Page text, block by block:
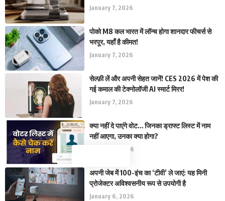
January 7, 2026
पोको M8 कल भारत में लॉन्च होगा शानदार फीचर्स से
भरपूर, यहाँ है कीमत!
January 7, 2026
सेल्फ़ी लें और अपनी सेहत जानें! CES 2026 में पेश की
गई कमाल की टेक्नोलॉजी AI स्मार्ट मिरर!
January 7, 2026
क्या नहीं दे पाएंगे वोट… जिनका ड्राफ्ट लिस्ट में नाम
नहीं आएगा, उनका क्या होगा?
January 6, 2026
अपनी जेब में 100-इंच का ‘टीवी’ ले जाएं: यह मिनी
प्रोजेक्टर अविश्वसनीय रूप से उपयोगी है
January 6, 2026